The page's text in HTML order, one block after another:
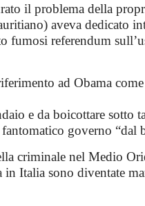
il problema della
aveva dedicato
fumosi referendum
ad Obama come
e da boicottare sotto
governo “dal
criminale nel Medio
Italia sono diventate